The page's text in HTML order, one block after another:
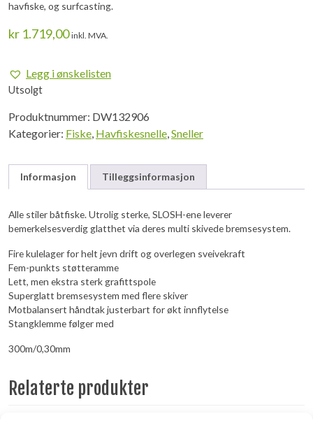
havfiske, og surfcasting.
kr 1.719,00 inkl. MVA.
Legg i ønskelisten
Utsolgt
Produktnummer: DW132906
Kategorier: Fiske, Havfiskesnelle,Sneller
Informasjon Tilleggsinformasjon
Alle stiler båtfiske. Utrolig sterke, SLOSH-ene leverer
bemerkelsesverdig glatthet via deres multi skivede bremsesystem.
Fire kulelager for helt jevn drift og overlegen sveivekraft
Fem-punkts støtteramme
Lett, men ekstra sterk grafittspole
Superglatt bremsesystem med flere skiver
Motbalansert håndtak justerbart for økt innflytelse
Stangklemme følger med
300m/0,30mm
Relaterte produkter